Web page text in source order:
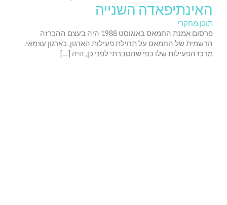
האינתיפאדה השנייה
תוכן מחקרי
פרסום אמנת החמאס באוגוסט 1988 היה בעצם ההכרזה
הרשמית של החמאס על תחילת פעילות הארגון, כארגון עצמאי.
מרכז הפעילות שלו כפי שהסברתי לפני כן, היה […]